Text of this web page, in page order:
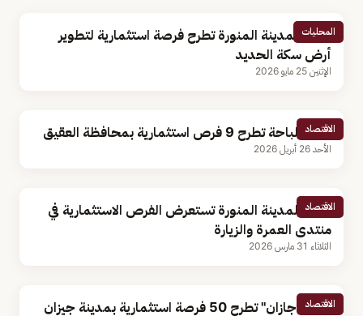
المحليات
أمانة المدينة المنورة تطرح فرصة استثمارية لتطوير
أرض سكة الحديد
الإثنين 25 مايو 2026
الاقتصاد
أمانة الباحة تطرح 9 فرص استثمارية بمحافظة العقيق
الأحد 26 أبريل 2026
الاقتصاد
أمانة المدينة المنورة تستعرض الفرص الاستثمارية في
منتدى العمرة والزيارة
الثلاثاء 31 مارس 2026
الاقتصاد
"أمانة جازان" تطرح 50 فرصة استثمارية بمدينة جيزان